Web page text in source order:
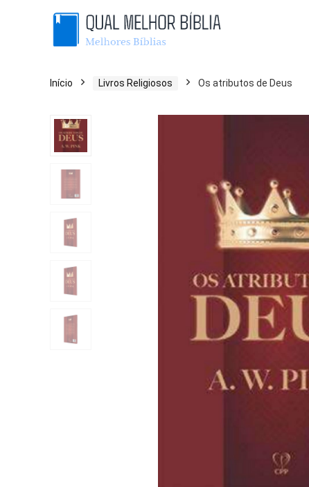
Início Livros Religiosos Os atributos de Deus